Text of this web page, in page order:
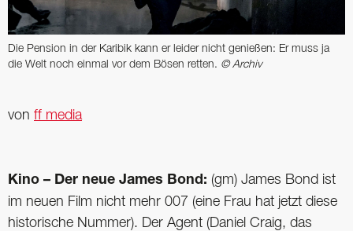
Die Pension in der Karibik kann er leider nicht genießen: Er muss ja
die Welt noch einmal vor dem Bösen retten. © Archiv
von ff media
Kino – Der neue James Bond: (gm) James Bond ist
im neuen Film nicht mehr 007 (eine Frau hat jetzt diese
historische Nummer). Der Agent (Daniel Craig, das